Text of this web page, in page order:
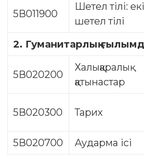
5В011900
Шетел тілі: екі
шетел тілі
2. Гуманитарлық
5В020200
Халықаралық
қатынастар
5В020300 Тарих
5В020700
Аударма ісі